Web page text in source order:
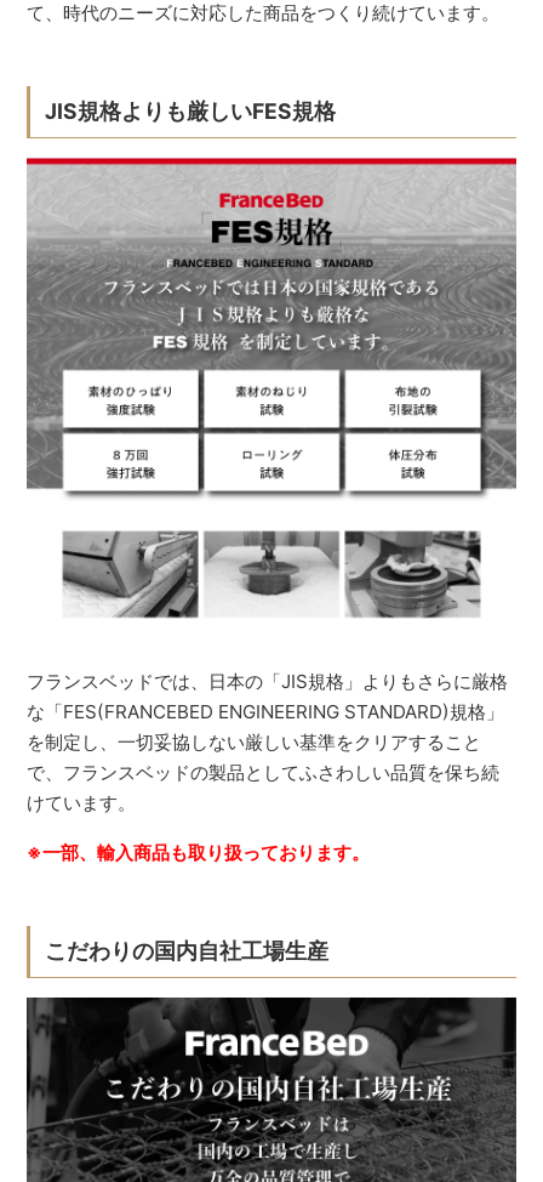
て、時代のニーズに対応した商品をつくり続けています。
JIS規格よりも厳しいFES規格
フランスベッドでは、日本の「JIS規格」よりもさらに厳格
な「FES(FRANCEBED ENGINEERING STANDARD)規格」
を制定し、一切妥協しない厳しい基準をクリアすること
で、フランスベッドの製品としてふさわしい品質を保ち続
けています。
※一部、輸入商品も取り扱っております。
こだわりの国内自社工場生産